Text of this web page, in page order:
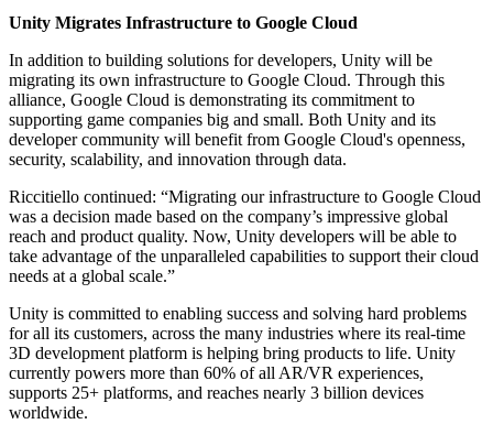
Unity Migrates Infrastructure to Google Cloud
In addition to building solutions for developers, Unity will be
migrating its own infrastructure to Google Cloud. Through this
alliance, Google Cloud is demonstrating its commitment to
supporting game companies big and small. Both Unity and its
developer community will benefit from Google Cloud's openness,
security, scalability, and innovation through data.
Riccitiello continued: “Migrating our infrastructure to Google Cloud
was a decision made based on the company’s impressive global
reach and product quality. Now, Unity developers will be able to
take advantage of the unparalleled capabilities to support their cloud
needs at a global scale.”
Unity is committed to enabling success and solving hard problems
for all its customers, across the many industries where its real-time
3D development platform is helping bring products to life. Unity
currently powers more than 60% of all AR/VR experiences,
supports 25+ platforms, and reaches nearly 3 billion devices
worldwide.